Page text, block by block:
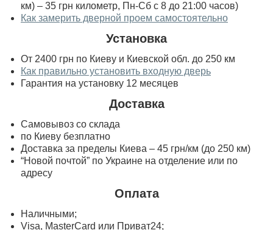
км) – 35 грн километр, Пн-Сб с 8 до 21:00 часов)
Как замерить дверной проем самостоятельно
Установка
От 2400 грн по Киеву и Киевской обл. до 250 км
Как правильно установить входную дверь
Гарантия на установку 12 месяцев
Доставка
Самовывоз со склада
по Киеву безплатно
Доставка за пределы Киева – 45 грн/км (до 250 км)
“Новой почтой” по Украине на отделение или по
адресу
Оплата
Наличными;
Visa, MasterСard или Приват24;